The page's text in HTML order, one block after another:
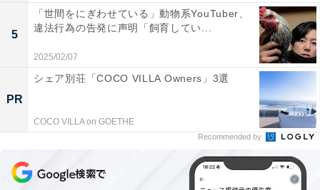
5
「世間をにぎわせている」動物系YouTuber、
違法行為の告発に声明「飼育してい...
2025/02/07
PR
シェア別荘「COCO VILLA Owners」3選
COCO VILLA on GOETHE
Recommended by